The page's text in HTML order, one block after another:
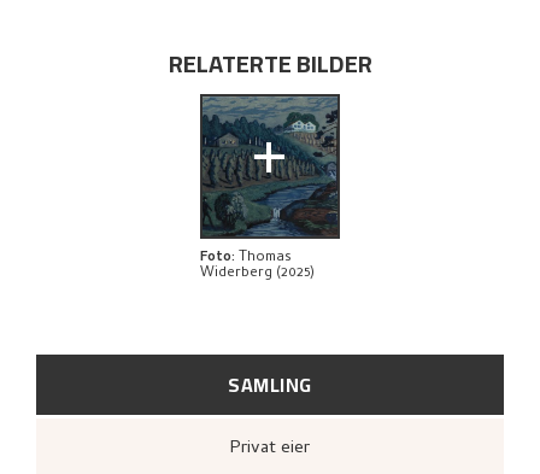
PROVENIENS
UTSTILLINGSHISTORIE
UTFORSK
SAMLING
Privat eier
RELATERTE BILDER
+
Foto: Thomas
Widerberg (2025)